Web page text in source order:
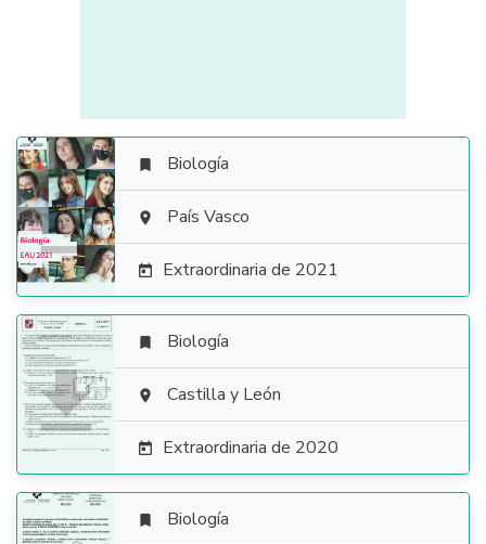

 Biología
 País Vasco
 Extraordinaria de 2021

 Biología
 Castilla y León
 Extraordinaria de 2020
 Biología